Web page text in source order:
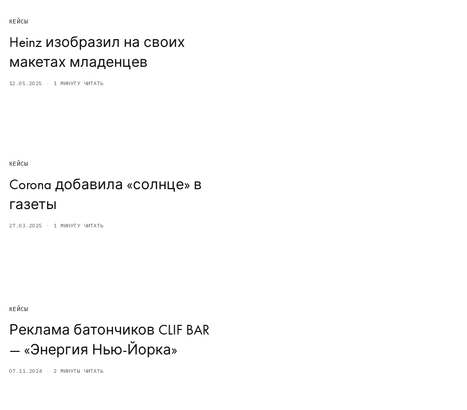
КЕЙСЫ
Heinz изобразил на своих
макетах младенцев
12.05.2025 1 МИНУТУ ЧИТАТЬ
КЕЙСЫ
Corona добавила «солнце» в
газеты
27.03.2025 1 МИНУТУ ЧИТАТЬ
КЕЙСЫ
Реклама батончиков CLIF BAR
— «Энергия Нью-Йорка»
07.11.2024 2 МИНУТЫ ЧИТАТЬ